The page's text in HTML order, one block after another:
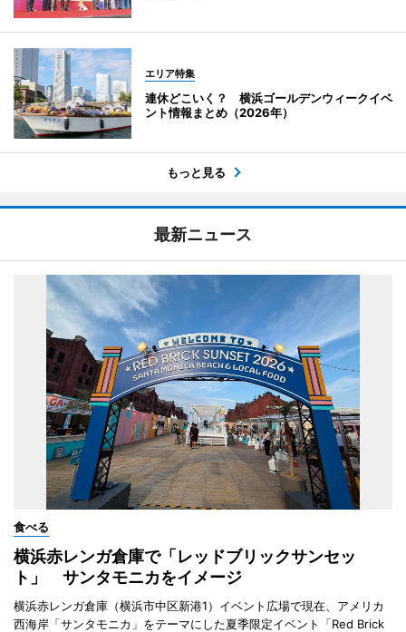
エリア特集
連休どこいく？ 横浜ゴールデンウィークイベ
ント情報まとめ（2026年）
もっと見る
最新ニュース
食べる
横浜赤レンガ倉庫で「レッドブリックサンセッ
ト」 サンタモニカをイメージ
横浜赤レンガ倉庫（横浜市中区新港1）イベント広場で現在、アメリカ
西海岸「サンタモニカ」をテーマにした夏季限定イベント「Red Brick